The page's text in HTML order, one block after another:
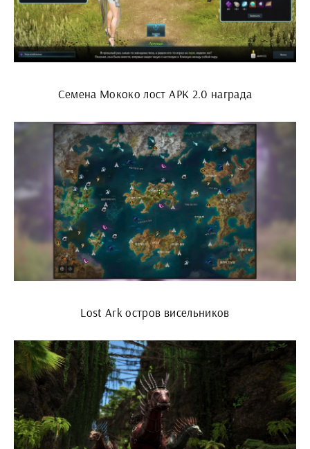
Семена Мококо лост АРК 2.0 награда
Lost Ark остров висельников